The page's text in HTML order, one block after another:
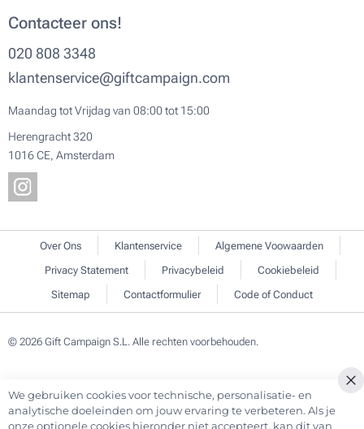
Contacteer ons!
020 808 3348
klantenservice@giftcampaign.com
Maandag tot Vrijdag van 08:00 tot 15:00
Herengracht 320
1016 CE, Amsterdam
Over Ons Klantenservice
Algemene Voowaarden
Privacy Statement
Privacybeleid
Cookiebeleid
Sitemap
Contactformulier Code of Conduct
© 2026 Gift Campaign S.L. Alle rechten voorbehouden.
We gebruiken cookies voor technische, personalisatie- en
analytische doeleinden om jouw ervaring te verbeteren. Als je
onze optionele cookies hieronder niet accepteert, kan dit van